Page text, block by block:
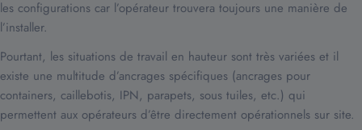
les configurations car l’opérateur trouvera toujours une manière de
l’installer.
Pourtant, les situations de travail en hauteur sont très variées et il
existe une multitude d’ancrages spécifiques (ancrages pour
containers, caillebotis, IPN, parapets, sous tuiles, etc.) qui
permettent aux opérateurs d’être directement opérationnels sur site.